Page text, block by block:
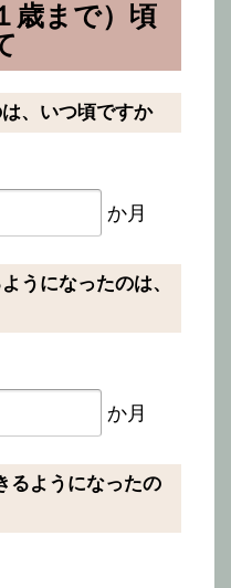
歳まで）頃
は、いつ頃ですか
か月
うになったのは、
か月
るようになったの